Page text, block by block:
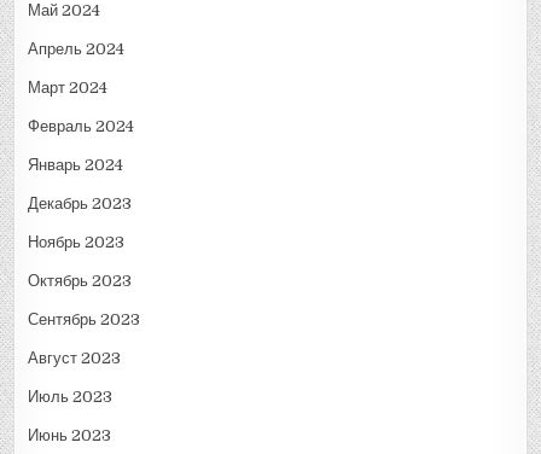
Май 2024
Апрель 2024
Март 2024
Февраль 2024
Январь 2024
Декабрь 2023
Ноябрь 2023
Октябрь 2023
Сентябрь 2023
Август 2023
Июль 2023
Июнь 2023